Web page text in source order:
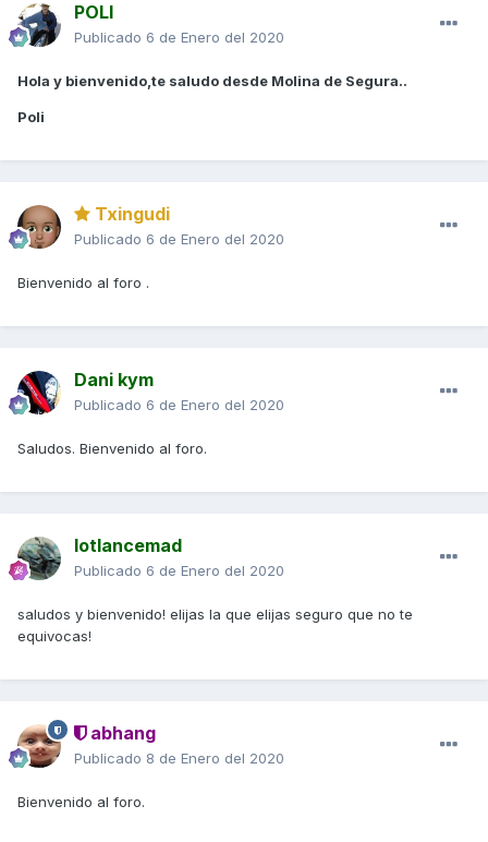
POLI
Publicado 6 de Enero del 2020
Hola y bienvenido,te saludo desde Molina de Segura..
Poli
Txingudi
Publicado 6 de Enero del 2020
Bienvenido al foro .
Dani kym
Publicado 6 de Enero del 2020
Saludos. Bienvenido al foro.
lotlancemad
Publicado 6 de Enero del 2020
saludos y bienvenido! elijas la que elijas seguro que no te
equivocas!
abhang
Publicado 8 de Enero del 2020
Bienvenido al foro.